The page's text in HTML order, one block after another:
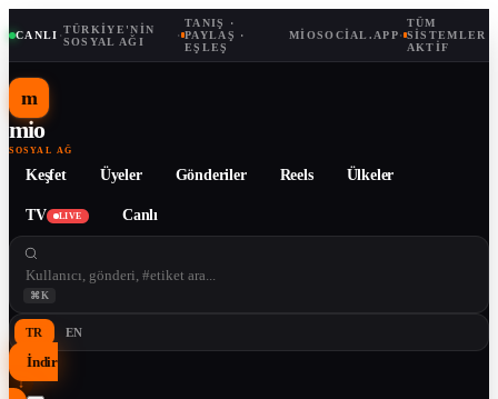
CANLI ·TÜRKIYE'NIN
SOSYAL AĞI
·
TANIŞ ·
PAYLAŞ ·
EŞLEŞ
MIOSOCIAL.APP·
TÜM
SISTEMLER
AKTIF
m
mio
SOSYAL AĞ
Keşfet Üyeler Gönderiler Reels Ülkeler
TV LIVE Canlı
⌘K
TR EN
İndir
↓